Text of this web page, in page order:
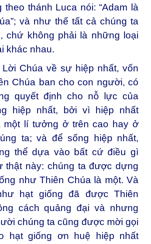
theo thánh Luca nói: “Adam là
và như thế tất cả chúng ta
chứ không phải là những loại
khác nhau.
Chúa về sự hiệp nhất, vốn
Chúa ban cho con người, có
quyết định cho nỗ lực của
hiệp nhất, bởi vì hiệp nhất
một lí tưởng ở trên cao hay ở
ta; và để sống hiệp nhất,
thể dựa vào bất cứ điều gì
thật này: chúng ta được dựng
như Thiên Chúa là một. Và
hạt giống đã được Thiên
cách quảng đại và nhưng
chúng ta cũng được mời gọi
hạt giống ơn huệ hiệp nhất